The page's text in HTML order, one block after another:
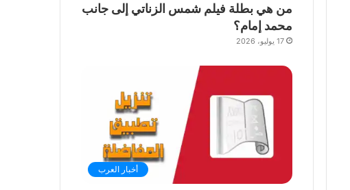
من هي بطلة فيلم شمس الزناتي إلى جانب
محمد إمام؟
17 يوليو، 2026
أخبار العرب